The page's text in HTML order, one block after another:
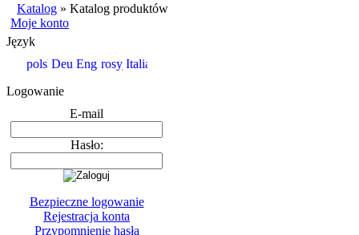
Katalog » Katalog produktów
Moje konto
Język
Logowanie
E-mail
Hasło:
Bezpieczne logowanie
Rejestracja konta
Przypomnienie hasła